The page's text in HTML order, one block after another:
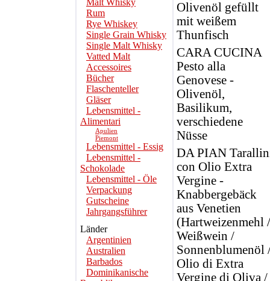
Malt Whisky
Rum
Rye Whiskey
Single Grain Whisky
Single Malt Whisky
Vatted Malt
Accessoires
Bücher
Flaschenteller
Gläser
Lebensmittel -
Alimentari
Apulien
Piemont
Lebensmittel - Essig
Lebensmittel -
Schokolade
Lebensmittel - Öle
Verpackung
Gutscheine
Jahrgangsführer
Länder
Argentinien
Australien
Barbados
Dominikanische
Olivenöl gefüllt
mit weißem
Thunfisch
CARA CUCINA
Pesto alla
Genovese -
Olivenöl,
Basilikum,
verschiedene
Nüsse
DA PIAN
con Olio Extra
Vergine -
Knabbergebäck
aus Venetien
(Hartweizenmehl /
Weißwein /
Sonnenblumenöl
Olio di Extra
Vergine di Oliva /